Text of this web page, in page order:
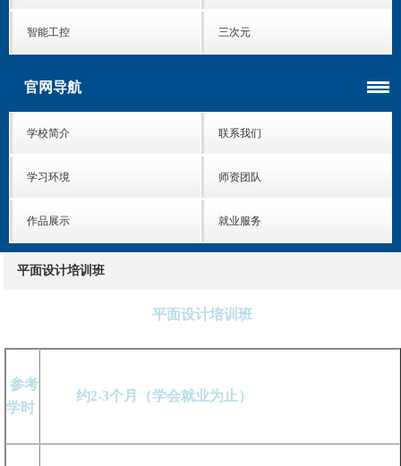
智能工控 三次元
官网导航
学校简介 联系我们
学习环境 师资团队
作品展示 就业服务
平面设计培训班
平面设计培训班
参考
学时
约2-3个月（学会就业为止）